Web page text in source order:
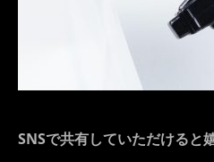
SNSで共有していただけると